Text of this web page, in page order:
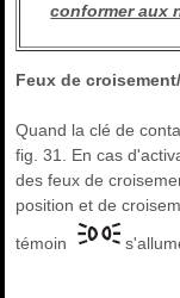
conformer aux
Feux de
Quand la clé de
fig. 31. En cas
des feux de
position et de
témoin